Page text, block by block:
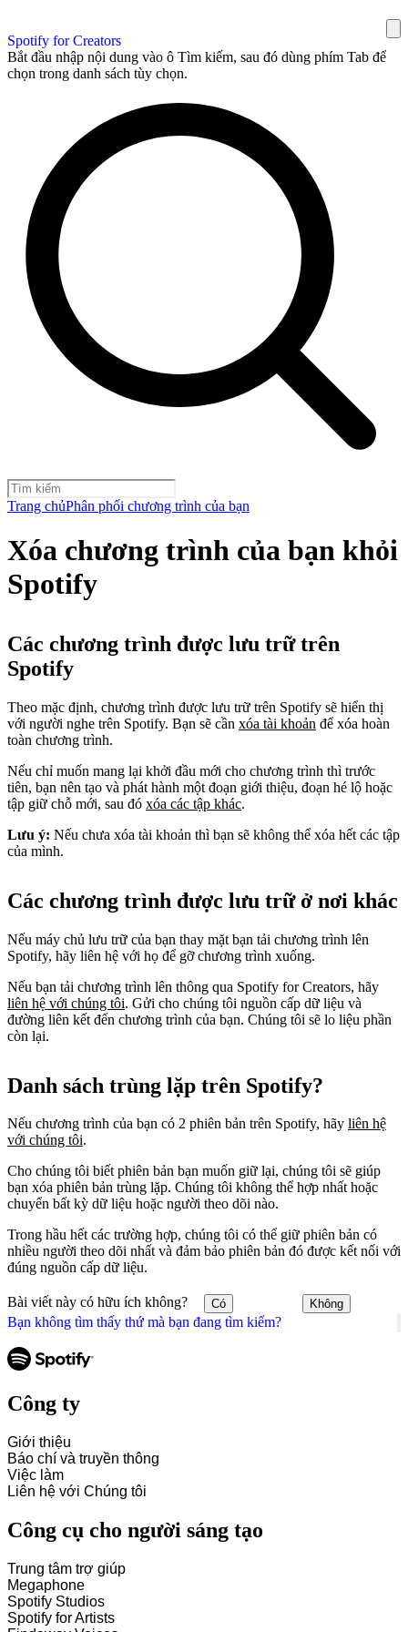
Spotify for Creators
Bắt đầu nhập nội dung vào ô Tìm kiếm, sau đó dùng phím Tab để
chọn trong danh sách tùy chọn.
Trang chủPhân phối chương trình của bạn
Bạn không tìm thấy thứ mà bạn đang tìm kiếm?
Xóa chương trình của bạn khỏi
Spotify
Các chương trình được lưu trữ trên
Spotify
Theo mặc định, chương trình được lưu trữ trên Spotify sẽ hiển thị
với người nghe trên Spotify. Bạn sẽ cần xóa tài khoản để xóa hoàn
toàn chương trình.
Nếu chỉ muốn mang lại khởi đầu mới cho chương trình thì trước
tiên, bạn nên tạo và phát hành một đoạn giới thiệu, đoạn hé lộ hoặc
tập giữ chỗ mới, sau đó xóa các tập khác.
Lưu ý: Nếu chưa xóa tài khoản thì bạn sẽ không thể xóa hết các tập
của mình.
Các chương trình được lưu trữ ở nơi khác
Nếu máy chủ lưu trữ của bạn thay mặt bạn tải chương trình lên
Spotify, hãy liên hệ với họ để gỡ chương trình xuống.
Nếu bạn tải chương trình lên thông qua Spotify for Creators, hãy
liên hệ với chúng tôi. Gửi cho chúng tôi nguồn cấp dữ liệu và
đường liên kết đến chương trình của bạn. Chúng tôi sẽ lo liệu phần
còn lại.
Danh sách trùng lặp trên Spotify?
Nếu chương trình của bạn có 2 phiên bản trên Spotify, hãy liên hệ
với chúng tôi.
Cho chúng tôi biết phiên bản bạn muốn giữ lại, chúng tôi sẽ giúp
bạn xóa phiên bản trùng lặp. Chúng tôi không thể hợp nhất hoặc
chuyển bất kỳ dữ liệu hoặc người theo dõi nào.
Trong hầu hết các trường hợp, chúng tôi có thể giữ phiên bản có
nhiều người theo dõi nhất và đảm bảo phiên bản đó được kết nối với
đúng nguồn cấp dữ liệu.
Bài viết này có hữu ích không? Có Không
Công ty
Giới thiệu
Báo chí và truyền thông
Việc làm
Liên hệ với Chúng tôi
Công cụ cho người sáng tạo
Trung tâm trợ giúp
Megaphone
Spotify Studios
Spotify for Artists